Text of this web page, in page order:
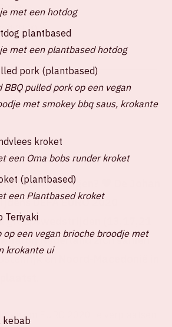
aanmoedigen? 🧡 De Johan
UEFA EURO 2020
groepswedstrijden (13,17,21
Nederland zich samen
en Noord-Macedonië in
om EURO 2020 te verplaatsen
21.00 uur
UITVERKOCHT
met een hotdog
plantbased
met een plantbased hotdog
pork (plantbased)
BBQ pulled pork op een vegan
met smokey bbq saus, krokante
kroket
een Oma bobs runder kroket
(plantbased)
een Plantbased kroket
Teriyaki
op een vegan brioche broodje met
krokante ui
kebab